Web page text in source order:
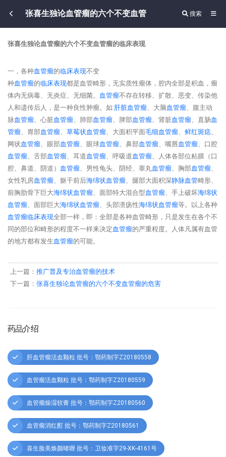
张喜生独论血管瘤的六个不变血管 搜索
张喜生独论血管瘤的六个不变血管瘤的临床表现
一，各种血管瘤的临床表现不变
种血管瘤的临床表现都是血管畸形，无实质性瘤体，腔内全部是积血，瘤
体内无病毒、无炎症、无细菌。 血管瘤不存在转移、扩散、恶变、传染他
人和遗传后人，是一种良性肿瘤。如:肝脏血管瘤、大脑血管瘤、腹主动
脉血管瘤、心脏血管瘤、肺部血管瘤、脾部血管瘤、肾脏血管瘤、直肠血
管瘤、胃部血管瘤、 草莓状血管瘤、大面积平面毛细血管瘤、 鲜红斑痣、
网状血管瘤、眼部血管瘤、眼球血管瘤、鼻部血管瘤、嘴唇血管瘤、口腔
血管瘤、舌部血管瘤、耳道血管瘤、呼吸道血管瘤、人体各部位粘膜（口
腔、鼻道、阴道） 血管瘤、男性龟头、阴经、睾丸血管瘤、胸部血管瘤、
女性乳房血管瘤、躯干前后海绵状血管瘤、腿部大面积深静脉血管畸形、
前胸肋骨下巨大海绵状血管瘤、面部特大混合型血管瘤、手上破坏海绵状
血管瘤、面部巨大海绵状血管瘤、头部溃疡性海绵状血管瘤等。以上各种
血管瘤临床表现全部一样，即：全部是各种血管畸形，只是发生在各个不
同的部位和畸形的程度不一样来决定血管瘤的严重程度。人体凡属有血管
的地方都有发生血管瘤的可能。
上一篇： 推广普及专治血管瘤的技术
下一篇： 张喜生独论血管瘤的六个不变血管瘤的危害
药品介绍
肝血管瘤活血颗粒 批号：鄂药制字Z20180558
血管瘤活血颗粒 批号：鄂药制字Z20180559
血管瘤燥湿软膏 批号：鄂药制字Z20180560
血管瘤消红酊 批号：鄂药制字Z20180561
喜生脸美焕颜啫喱 批号：卫妆准字29-XK-4161号